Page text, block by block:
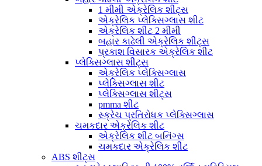
1 મીમી એક્રેલિક શીટ્સ
એક્રેલિક પ્લેક્સિગ્લાસ શીટ
એક્રેલિક શીટ 2 મીમી
બહાર કાઢેલી એક્રેલિક શીટ્સ
પ્રકાશ વિસારક એક્રેલિક શીટ
પ્લેક્સિગ્લાસ શીટ્સ
એક્રેલિક પ્લેક્સિગ્લાસ
પ્લેક્સિગ્લાસ શીટ
પ્લેક્સિગ્લાસ શીટ્સ
pmma શીટ
સ્ક્રેચ પ્રતિરોધક પ્લેક્સિગ્લાસ
ચમકદાર એક્રેલિક શીટ
એક્રેલિક શીટ બનિંગ્સ
ચમકદાર એક્રેલિક શીટ
ABS શીટ્સ